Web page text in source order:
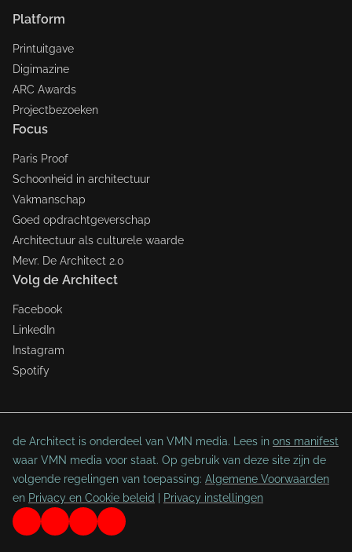
Platform
Printuitgave
Digimazine
ARC Awards
Projectbezoeken
Focus
Paris Proof
Schoonheid in architectuur
Vakmanschap
Goed opdrachtgeverschap
Architectuur als culturele waarde
Mevr. De Architect 2.0
Volg de Architect
Facebook
LinkedIn
Instagram
Spotify
de Architect is onderdeel van VMN media. Lees in ons manifest
waar VMN media voor staat. Op gebruik van deze site zijn de
volgende regelingen van toepassing: Algemene Voorwaarden
en Privacy en Cookie beleid Privacy instellingen